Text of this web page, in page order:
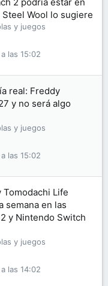
Wool lo sugiere
y juegos
las 15:02
real: Freddy
y no será algo
y juegos
las 15:02
Tomodachi Life
semana en las
y Nintendo Switch
y juegos
las 14:02